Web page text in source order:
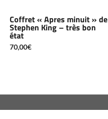
Coffret « Apres minuit » de
Stephen King – très bon
état
70,00€